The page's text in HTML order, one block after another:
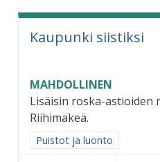
Kaupunki siistiksi
MAHDOLLINEN
Lisäisin roska-astioiden
Riihimäkeä.
Rajaa tulokset aihepiirin
Puistot ja luonto